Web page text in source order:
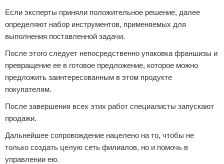
Если эксперты приняли положительное решение, далее
определяют набор инструментов, применяемых для
выполнения поставленной задачи.
После этого следует непосредственно упаковка франшизы и
превращение ее в готовое предложение, которое можно
предложить заинтересованным в этом продукте
покупателям.
После завершения всех этих работ специалисты запускают
продажи.
Дальнейшее сопровождение нацелено на то, чтобы не
только создать целую сеть филиалов, но и помочь в
управлении ею.